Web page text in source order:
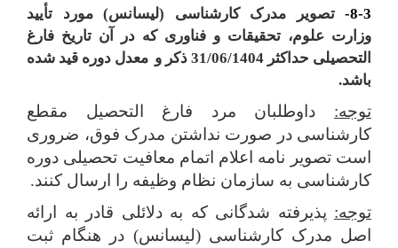
8-3-
تصویر مدرک کارشناسی (لیسانس) مورد تأیید
وزارت علوم، تحقیقات و فناوری که در آن تاریخ فارغ
التحصیلی حداکثر 31/06/1404 ذکر و
معدل دوره قید شده
باشد.
توجه: داوطلبان مرد فارغ التحصیل مقطع
کارشناسی در صورت نداشتن مدرک فوق، ضروری
است تصویر نامه اعلام اتمام معافیت تحصیلی دوره
کارشناسی به سازمان نظام وظیفه را ارسال کنند.
توجه: پذیرفته شدگانی که به دلائلی قادر به ارائه
اصل مدرک کارشناسی (لیسانس) در هنگام ثبت